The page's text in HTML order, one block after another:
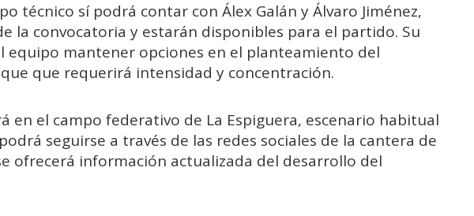
técnico sí podrá contar con Álex Galán y Álvaro Jiménez,
la convocatoria y estarán disponibles para el partido. Su
equipo mantener opciones en el planteamiento del
que requerirá intensidad y concentración.
en el campo federativo de La Espiguera, escenario habitual
seguirse a través de las redes sociales de la cantera de
ofrecerá información actualizada del desarrollo del